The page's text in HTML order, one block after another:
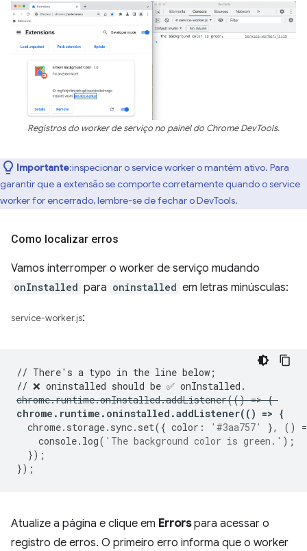
Registros do worker de serviço no painel do Chrome DevTools.
Importante:inspecionar o service worker o mantém ativo. Para
garantir que a extensão se comporte corretamente quando o service
worker for encerrado, lembre-se de fechar o DevTools.
Como localizar erros
Vamos interromper o worker de serviço mudando
onInstalled para oninstalled em letras minúsculas:
service-worker.js:
// There's a typo in the line below;
// ❌ oninstalled should be ✅ onInstalled.
chrome.runtime.onInstalled.addListener(() => {
chrome . runtime . oninstalled .addListener(() => {
chrome. storage. sync. set({ color : '#3aa757' }, ()
=
console. log( 'The background color is green.' );
});
});
Atualize a página e clique em Errorspara acessar o
registro de erros. O primeiro erro informa que o worker